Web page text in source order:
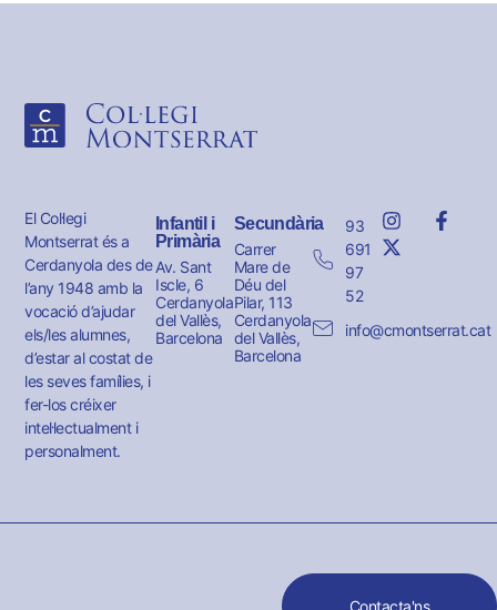
El Col·legi
Montserrat és a
Cerdanyola des de
l’any 1948 amb la
vocació d’ajudar
els/les alumnes,
d’estar al costat de
les seves famílies, i
fer-los créixer
intel·lectualment i
personalment.
Infantil i
Primària
Av. Sant
Iscle, 6
Cerdanyola
del Vallès,
Barcelona
Secundària
Carrer
Mare de
Déu del
Pilar, 113
Cerdanyola
del Vallès,
Barcelona
93
691
97
52
info@cmontserrat.cat
Contacta'ns